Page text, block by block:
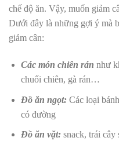
chế độ ăn. Vậy, muốn giảm
Dưới đây là những gợi ý mà
giảm cân:
Các món chiên rán như
chuối chiên, gà rán…
Đồ ăn ngọt: Các loại
có đường
Đồ ăn vặt:snack, trái cây